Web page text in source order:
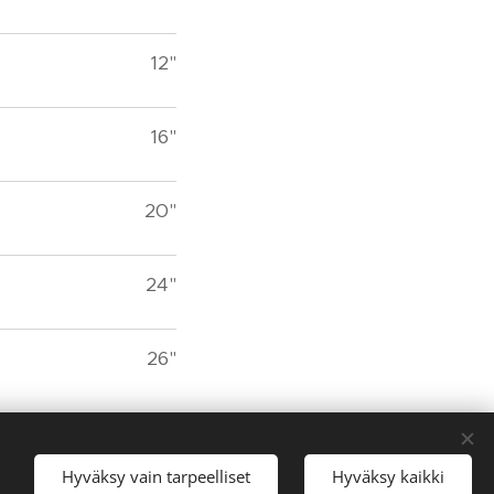
12"
16"
20"
24"
26"
varma
Hyväksy vain tarpeelliset Hyväksy kaikki